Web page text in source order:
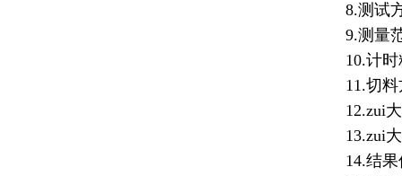
8.测试方
9.测量范
10.计时
11.切料
12.zui大
13.zui大
14.结果